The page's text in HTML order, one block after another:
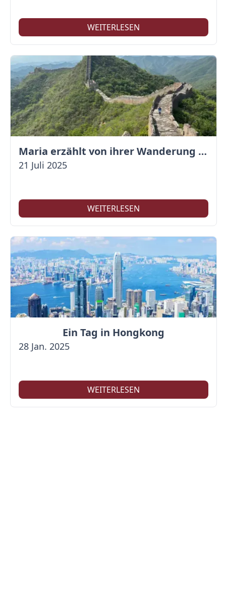
WEITERLESEN
Maria erzählt von ihrer Wanderung auf der Großen Mauer
21 Juli 2025
WEITERLESEN
Ein Tag in Hongkong
28 Jan. 2025
WEITERLESEN